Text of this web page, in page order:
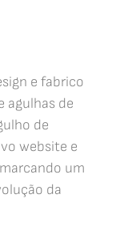
e fabrico
agulhas de
de
website e
um
da